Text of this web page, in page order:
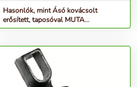
Hasonlók, mint Ásó kovácsolt
erősített, taposóval MUTA
&quot;T&quot; nyéllel